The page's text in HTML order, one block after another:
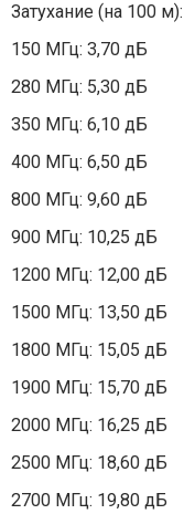
Затухание (на 100 м):
150 МГц: 3,70 дБ
280 МГц: 5,30 дБ
350 МГц: 6,10 дБ
400 МГц: 6,50 дБ
800 МГц: 9,60 дБ
900 МГц: 10,25 дБ
1200 МГц: 12,00 дБ
1500 МГц: 13,50 дБ
1800 МГц: 15,05 дБ
1900 МГц: 15,70 дБ
2000 МГц: 16,25 дБ
2500 МГц: 18,60 дБ
2700 МГц: 19,80 дБ